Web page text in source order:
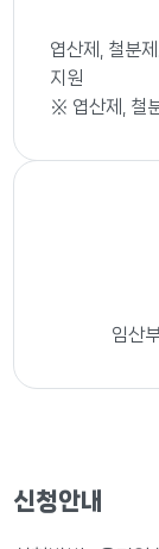
엽산제, 철분
지원
※ 엽산제, 철
임산
신청안내